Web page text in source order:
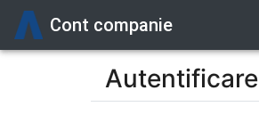
Cont companie
Autentificare